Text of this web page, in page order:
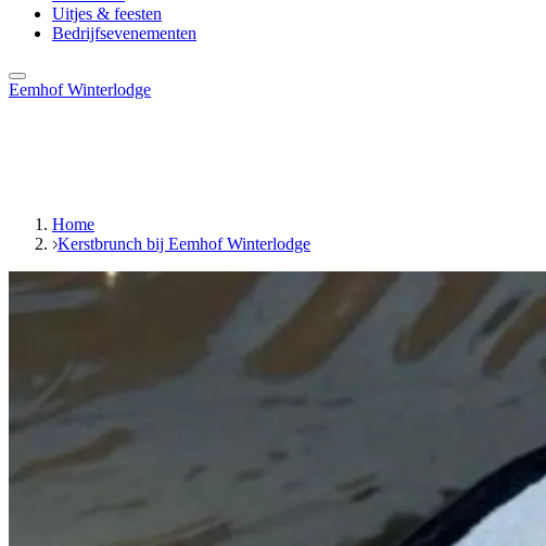
DE
Uitjes & feesten
Bedrijfsevenementen
Eemhof Winterlodge
Home
Kerstbrunch bij Eemhof Winterlodge